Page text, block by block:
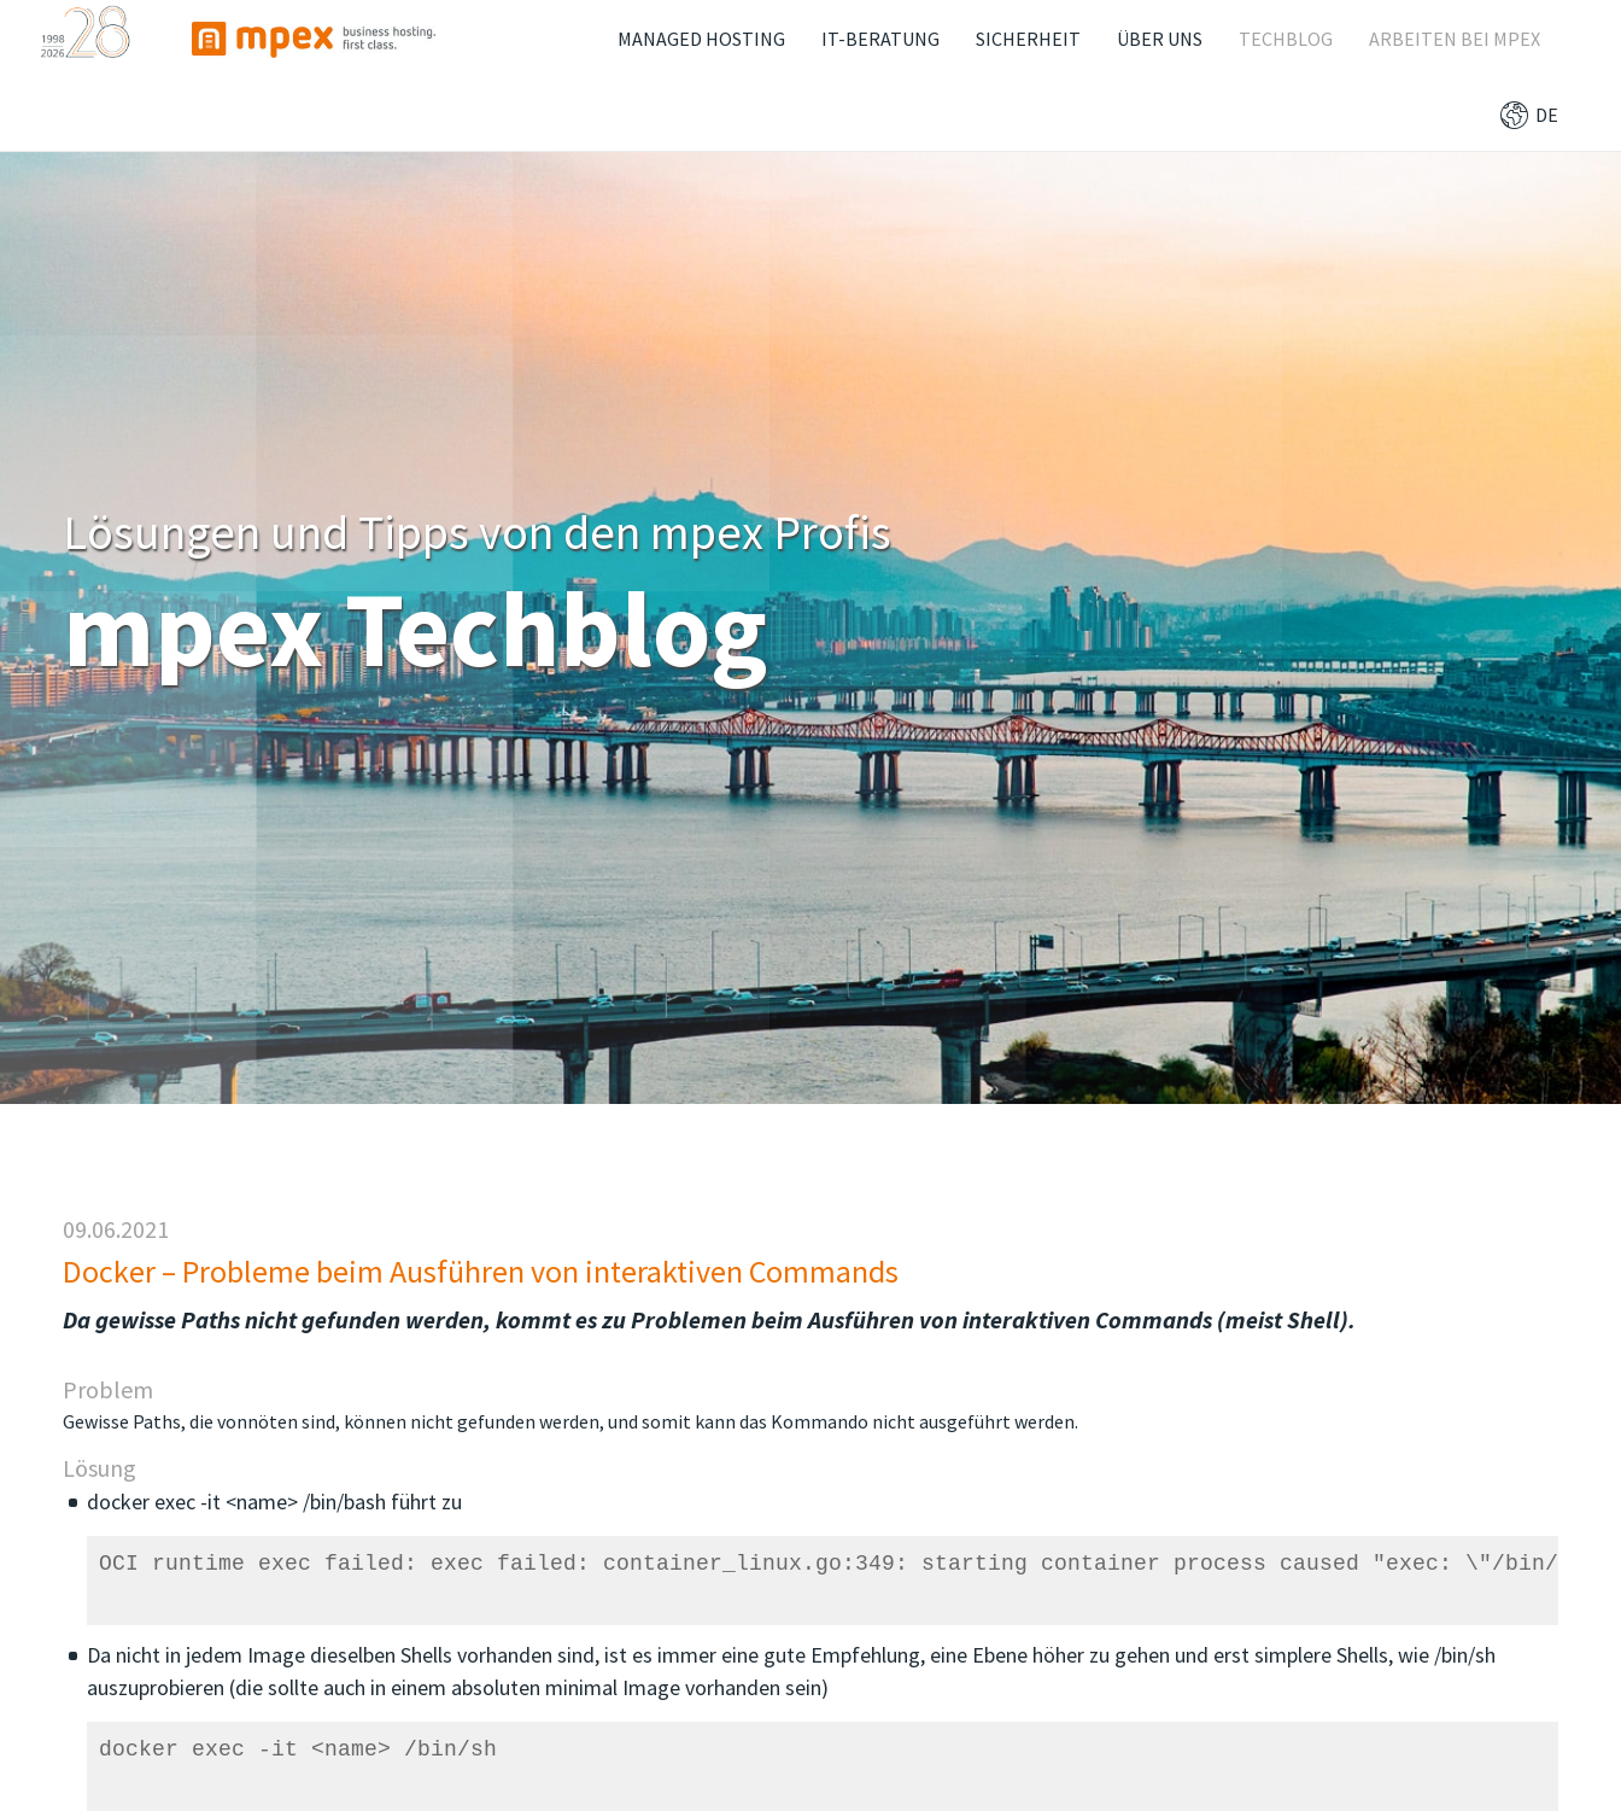
MANAGED HOSTING IT-BERATUNG SICHERHEIT ÜBER UNS TECHBLOG ARBEITEN BEI MPEX
DE
Lösungen und Tipps von den mpex Profis
mpex Techblog
09.06.2021
Docker – Probleme beim Ausführen von interaktiven Commands
Da gewisse Paths nicht gefunden werden, kommt es zu Problemen beim Ausführen von interaktiven Commands (meist Shell).
Problem
Gewisse Paths, die vonnöten sind, können nicht gefunden werden, und somit kann das Kommando nicht ausgeführt werden.
Lösung
docker exec -it <name> /bin/bash führt zu
OCI runtime exec failed: exec failed: container_linux.go:349: starting container process caused "exec: \"/bin/
Da nicht in jedem Image dieselben Shells vorhanden sind, ist es immer eine gute Empfehlung, eine Ebene höher zu gehen und erst simplere Shells, wie /bin/sh
auszuprobieren (die sollte auch in einem absoluten minimal Image vorhanden sein)
docker exec -it <name> /bin/sh